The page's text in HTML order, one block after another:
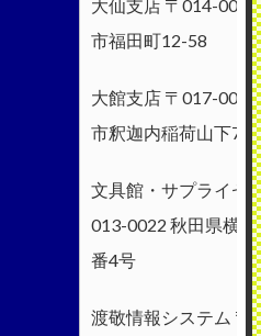
大仙支店 〒014-
市福田町12-58
大館支店 〒017-
市釈迦内稲荷山下71
文具館・サプライセ
013-0022 秋田県横
番4号
渡敬情報システム 〒